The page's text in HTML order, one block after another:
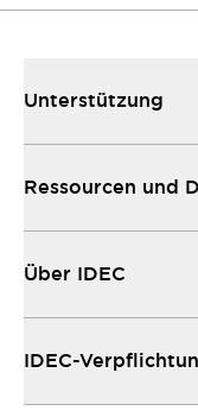
Unterstützung
Ressourcen und
Über IDEC
IDEC-